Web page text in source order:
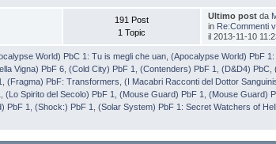
191 Post
1 Topic
Ultimo postda
in Re:Commenti
il 2013-11-10
World) PbC 1: Tu is megli che uan ,(Apocalypse World) PbF
Vigna) PbF 6 ,(Cold City) PbF 1 ,(Contenders) PbF 1 ,(D&D4) PbC ,
,(Fragma) PbF: Transformers ,(I Macabri Racconti del Dottor
,(Lo Spirito del Secolo) PbF 1 ,(Mouse Guard) PbF 1 ,(Mouse Guard)
PbF 1 ,(Shock:) PbF 1 ,(Solar System) PbF 1: Secret Watchers of Hell